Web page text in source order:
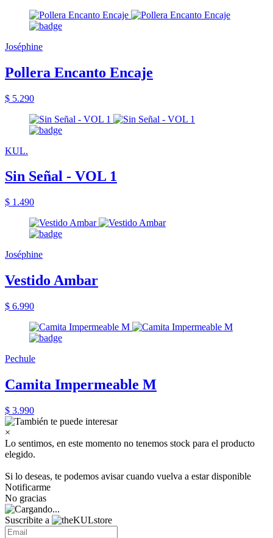
Joséphine
Pollera Encanto Encaje
$ 5.290
KUL.
Sin Señal - VOL 1
$ 1.490
Joséphine
Vestido Ambar
$ 6.990
Pechule
Camita Impermeable M
$ 3.990
×
Lo sentimos, en este momento no tenemos stock para el producto
elegido.
Si lo deseas, te podemos avisar cuando vuelva a estar disponible
Notificarme
No gracias
Suscribite a